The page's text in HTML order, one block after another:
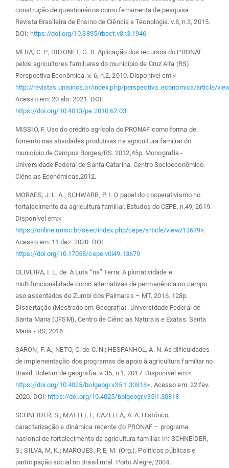
construção de questionários como ferramenta de pesquisa.
Revista Brasileira de Ensino de Ciência e Tecnologia. v.8, n.3, 2015.
DOI: https://doi.org/10.3895/rbect.v8n3.1946
MERA, C. P.; DIDONET, G. B. Aplicação dos recursos do PRONAF
pelos agricultores familiares do município de Cruz Alta (RS).
Perspectiva Econômica. v. 6, n.2, 2010. Disponível em:<
http://revistas.unisinos.br/index.php/perspectiva_economica/article/
Acesso em: 20 abr. 2021. DOI:
https://doi.org/10.4013/pe.2010.62.03
MISSIO, F. Uso do crédito agrícola do PRONAF como forma de
fomento nas atividades produtivas na agricultura familiar do
município de Campos Borges/RS. 2012,45p. Monografia -
Universidade Federal de Santa Catarina. Centro Socioeconômico.
Ciências Econômicas,2012.
MORAES, J. L. A.; SCHWARB, P. I. O papel do cooperativismo no
fortalecimento da agricultura familiar. Estudos do CEPE. n.49, 2019.
Disponível em:<
https://online.unisc.br/seer/index.php/cepe/article/view/13679>.
Acesso em: 11 dez. 2020. DOI:
https://doi.org/10.17058/cepe.v0i49.13679
OLIVEIRA, I. L. de. A Luta “na” Terra: A pluriatividade e
multifuncionalidade como alternativas de permanência no campo
aso assentados de Zumbi dos Palmares – MT. 2016. 128p.
Dissertação (Mestrado em Geografia). Universidade Federal de
Santa Maria (UFSM), Centro de Ciências Naturais e Exatas. Santa
Maria - RS, 2016.
SARON, F. A.; NETO, C. de C. N.; HESPANHOL, A. N. As dificuldades
de implementação dos programas de apoio à agricultura familiar no
Brasil. Boletim de geografia. v. 35, n.1, 2017. Disponível em:<
https://doi.org/10.4025/bolgeogr.v35i1.30818>. Acesso em: 22 fev.
2020. DOI: https://doi.org/10.4025/bolgeogr.v35i1.30818
SCHNEIDER, S.; MATTEI, L; CAZELLA, A. A. Histórico,
caracterização e dinâmica recente do PRONAF – programa
nacional de fortalecimento da agricultura familiar. In: SCHNEIDER,
S.; SILVA, M, K.; MARQUES, P, E, M. (Org.). Políticas públicas e
participação social no Brasil rural. Porto Alegre, 2004.